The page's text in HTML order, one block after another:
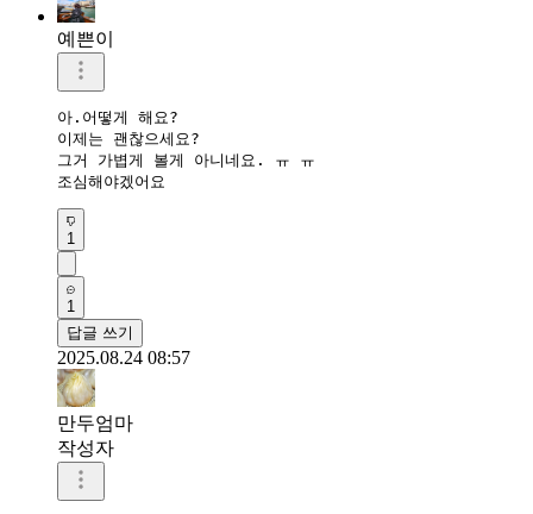
예쁜이
아.어떻게 해요?
이제는 괜찮으세요?
그거 가볍게 볼게 아니네요. ㅠ ㅠ
조심해야겠어요
1
1
답글 쓰기
2025.08.24 08:57
만두엄마
작성자